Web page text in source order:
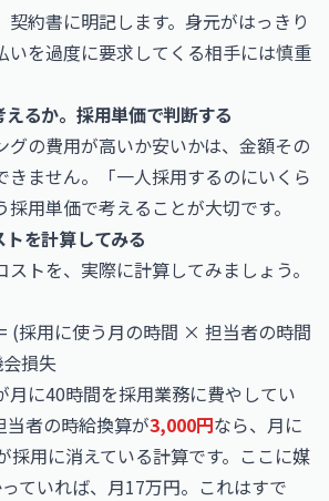
契約書に明記します。身元がはっきり
いを過度に要求してくる相手には慎重
るか。採用単価で判断する
グの費用が高いか安いかは、金額その
きません。「一人採用するのにいくら
用単価で考えることが大切です。
を計算してみる
トを、実際に計算してみましょう。
(採用に使う月の時間 × 担当者の時間
損失
月に40時間を採用業務に費やしてい
当者の時給換算が3,000円なら、月に
採用に消えている計算です。ここに媒
ていれば、月17万円。これはすで